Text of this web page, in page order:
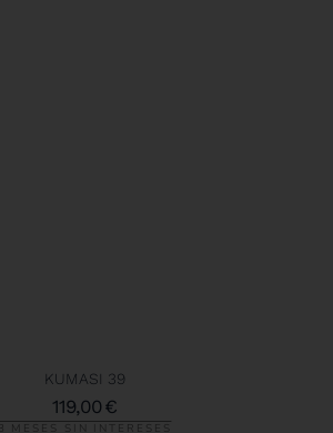
KUMASI 39
119,00 €
3 MESES SIN INTERESES